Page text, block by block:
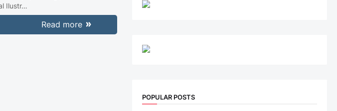
Ilustr…
Read more
POPULAR POSTS